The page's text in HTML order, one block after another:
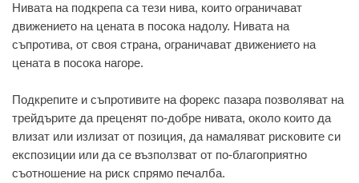
Нивата на подкрепа са тези нива, които ограничават
движението на цената в посока надолу. Нивата на
съпротива, от своя страна, ограничават движението на
цената в посока нагоре.
Подкрепите и съпротивите на форекс пазара позволяват на
трейдърите да преценят по-добре нивата, около които да
влизат или излизат от позиция, да намаляват рисковите си
експозиции или да се възползват от по-благоприятно
съотношение на риск спрямо печалба.